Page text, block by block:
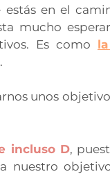
en el
mucho
Es como l
unos
incluso D,
nuestro